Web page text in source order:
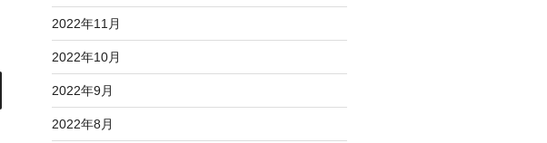
2022年11月
2022年10月
2022年9月
2022年8月